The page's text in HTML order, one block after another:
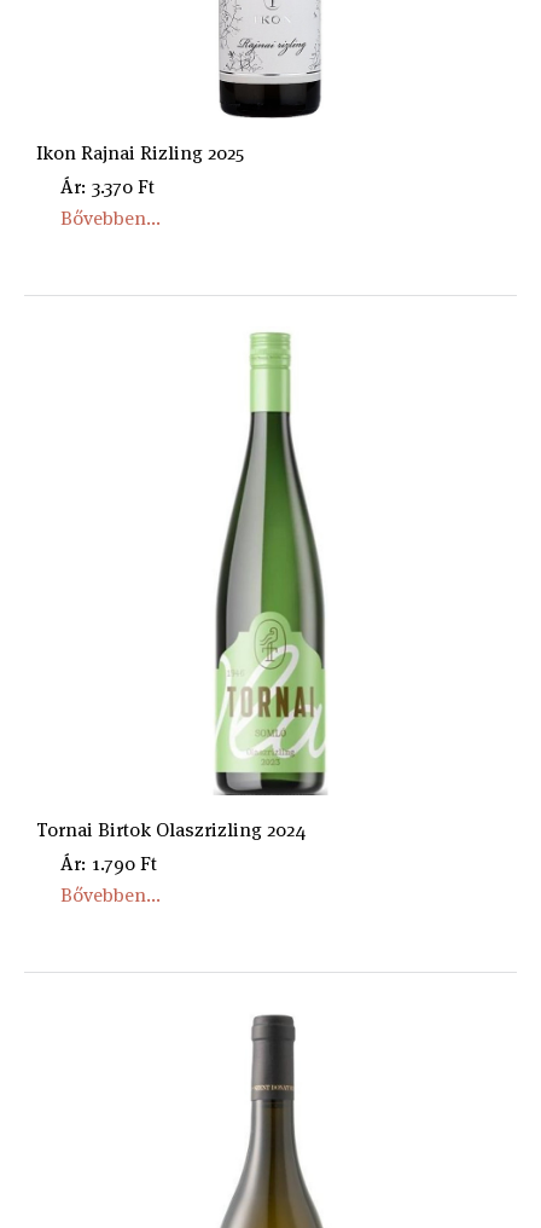
Ikon Rajnai Rizling 2025
Ár: 3.370 Ft
Bővebben...
Tornai Birtok Olaszrizling 2024
Ár: 1.790 Ft
Bővebben...